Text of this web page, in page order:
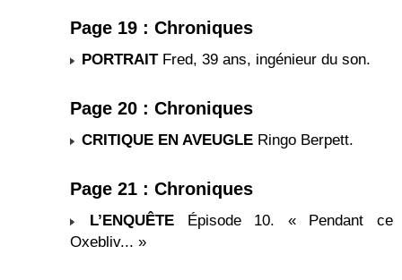
Page 19 : Chroniques
PORTRAITFred, 39 ans, ingénieur du son.
Page 20 : Chroniques
CRITIQUE EN AVEUGLE Ringo Berpett.
Page 21 : Chroniques
L’ENQUÊTE Épisode 10. « Pendant ce
Oxebliv... »